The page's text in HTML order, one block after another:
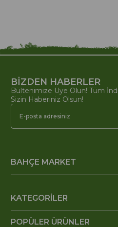
BİZDEN HABERLER
Bültenimize Üye Olun! Tüm
Sizin Haberiniz Olsun!
BAHÇE MARKET
KATEGORİLER
POPÜLER ÜRÜNLER